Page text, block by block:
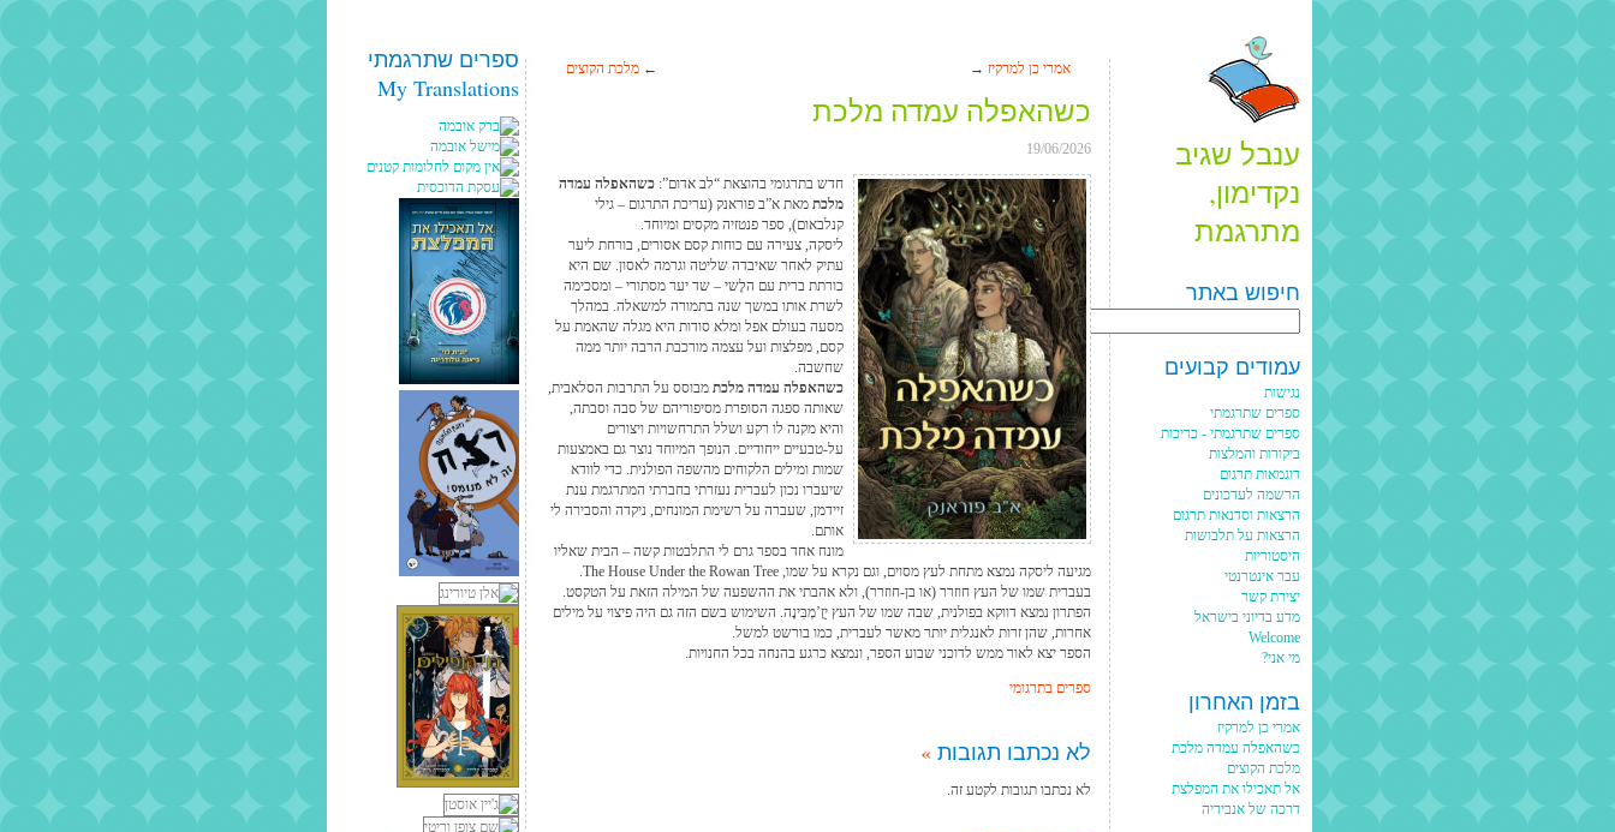
ספרים שתרגמתי
My Translations
ענבל שגיב
נקדימון,
מתרגמת
חיפוש באתר
Search
עמודים קבועים
נגישות
ספרים שתרגמתי
ספרים שתרגמתי - כריכות
ביקורות והמלצות
דוגמאות תרגום
הרשמה לעדכונים
הרצאות וסדנאות תרגום
הרצאות על תלבושות
היסטוריות
עבר אינטרנטי
יצירת קשר
מדע בדיוני בישראל
Welcome
מי אני?
בזמן האחרון
אמרי כן למרקיז
כשהאפלה עמדה מלכת
מלכת הקוצים
אל תאכילו את המפלצת
דרכה של אנבידיה
← מלכת הקוצים אמרי כן למרקיז →
כשהאפלה עמדה מלכת
19/06/2026
חדש בתרגומי בהוצאת “לב אדום”: כשהאפלה עמדה
מלכת מאת א”ב פוראנק (עריכת התרגום – גילי
קנלבאום), ספר פנטזיה מקסים ומיוחד.
ליסקה, צעירה עם כוחות קסם אסורים, בורחת ליער
עתיק לאחר שאיבדה שליטה וגרמה לאסון. שם היא
כורתת ברית עם הלֶשי – שד יער מסתורי – ומסכימה
לשרת אותו במשך שנה בתמורה למשאלה. במהלך
מסעה בעולם אפל ומלא סודות היא מגלה שהאמת על
קסם, מפלצות ועל עצמה מורכבת הרבה יותר ממה
שחשבה.
כשהאפלה עמדה מלכת מבוסס על התרבות הסלאבית,
שאותה ספגה הסופרת מסיפוריהם של סבה וסבתה,
והיא מקנה לו רקע ושלל התרחשויות ויצורים
על-טבעיים ייחודיים. הנופך המיוחד נוצר גם באמצעות
שמות ומילים הלקוחים מהשפה הפולנית. כדי לוודא
שיעברו נכון לעברית נעזרתי בחברתי המתרגמת ענת
זיידמן, שעברה על רשימת המונחים, ניקדה והסבירה לי
אותם.
מונח אחד בספר גרם לי התלבטות קשה – הבית שאליו
מגיעה ליסקה נמצא מתחת לעץ מסוים, וגם נקרא על שמו, The House Under the Rowan Tree.
בעברית שמו של העץ חוזרר (או בן-חוזרר), ולא אהבתי את ההשפעה של המילה הזאת על הטקסט.
הפתרון נמצא דווקא בפולנית, שבה שמו של העץ יַזֶ’מְבִּינָה. השימוש בשם הזה גם היה פיצוי על מילים
אחרות, שהן זרות לאנגלית יותר מאשר לעברית, כמו בורשט למשל.
הספר יצא לאור ממש לדוכני שבוע הספר, ונמצא כרגע בהנחה בכל החנויות.
ספרים בתרגומי
לא נכתבו תגובות »
לא נכתבו תגובות לקטע זה.